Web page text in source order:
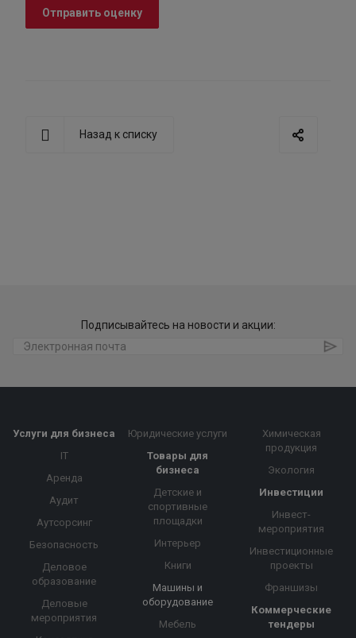
Отправить оценку
Назад к списку
Подписывайтесь на новости и акции:
Услуги для бизнеса
IT
Аренда
Аудит
Аутсорсинг
Безопасность
Деловое
образование
Деловые
мероприятия
Юридические услуги
Товары для
бизнеса
Детские и
спортивные
площадки
Интерьер
Книги
Машины и
оборудование
Мебель
Химическая
продукция
Экология
Инвестиции
Инвест-
мероприятия
Инвестиционные
проекты
Франшизы
Коммерческие
тендеры